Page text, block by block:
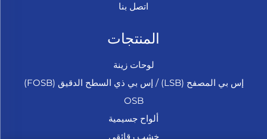
اتصل بنا
المنتجات
لوحات زينة
إس بي المصفح (LSB) / إس بي ذي السطح الدقيق (FOSB)
OSB
ألواح جسيمية
خشب رقائقي